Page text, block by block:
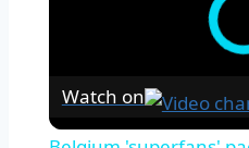
Watch on